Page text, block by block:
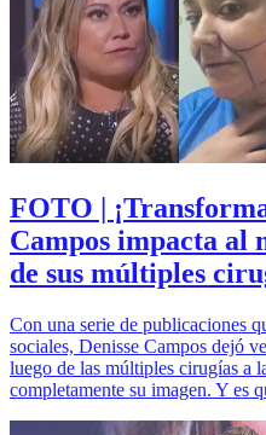
FOTO |
Campos impacta al
de sus múltiples
Con una serie de publicaciones
sociales, Denisse Campos dejó
luego de las múltiples cirugías a
completamente su imagen. Y es